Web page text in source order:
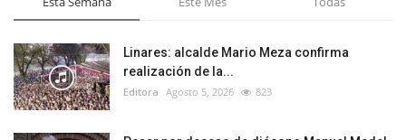
Linares: alcalde Mario Meza confirma
realización de la...
Editora Agosto 5, 2026 823